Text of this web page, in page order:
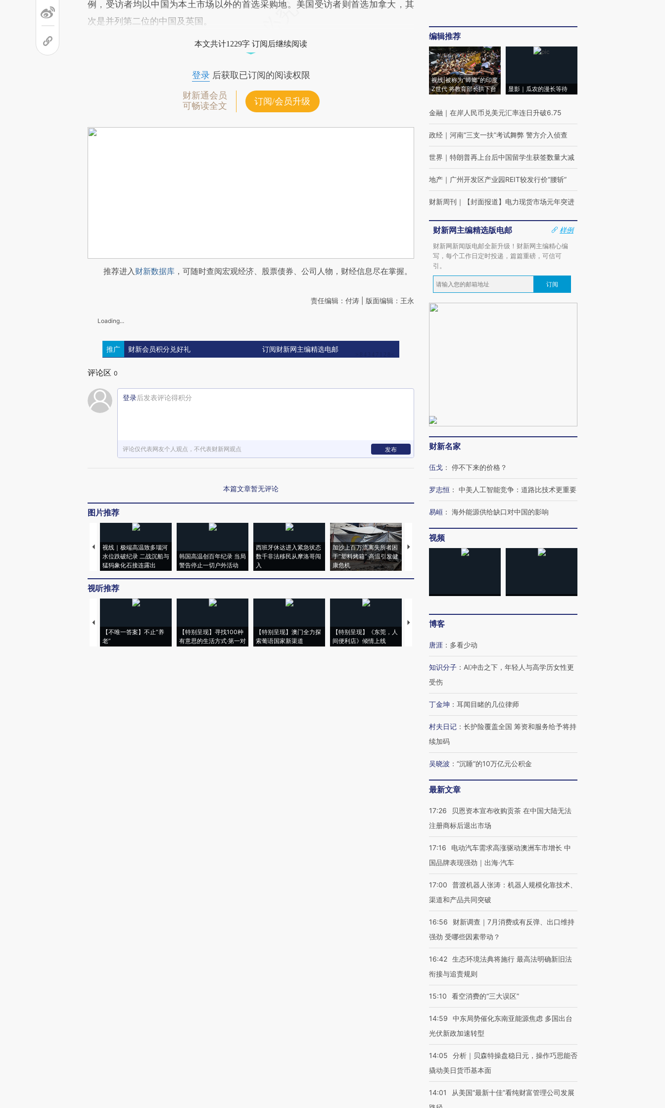
例，受访者均以中国为本土市场以外的首选采购地。美国受访者则首选加拿大，其
次是并列第二位的中国及英国。
本文共计1229字 订阅后继续阅读
登录后获取已订阅的阅读权限
财新通会员
可畅读全文
订阅/会员升级
推荐进入财新数据库 ，可随时查阅宏观经济、股票债券、公司人物，财经信息尽在掌握。
责任编辑：付涛 | 版面编辑：王永
Loading...
推广 财新会员积分兑好礼 订阅财新网主编精选电邮
评论区 0
登录后发表评论得积分
评论仅代表网友个人观点，不代表财新网观点 发布
本篇文章暂无评论
图片推荐
视线｜极端高温致多瑙河
水位跌破纪录 二战沉船与
猛犸象化石接连露出
韩国高温创百年纪录 当局
警告停止一切户外活动
西班牙休达进入紧急状态
数千非法移民从摩洛哥闯
入
加沙上百万流离失所者困
于“塑料烤箱” 高温引发健
康危机
视线｜HYROX的吸金
术：是什么让中产们甘
马航飞行员跨国走私7万
粒摇头丸 尿检体内含3种
视线｜被称为“蟑螂”的印
视听推荐
【不唯一答案】不止“养
老”
【特别呈现】寻找100种
有意思的生活方式·第一对
【特别呈现】澳门全力探
索葡语国家新渠道
【特别呈现】《东莞，人
间便利店》倾情上线
【推广】走进第四届链博
编辑推荐
视线|被称为“蟑螂”的印度
Z世代 将教育部长拱下台
显影｜瓜农的漫长等待
金融 ｜ 在岸人民币兑美元汇率连日升破6.75
政经 ｜ 河南“三支一扶”考试舞弊 警方介入侦查
世界 ｜ 特朗普再上台后中国留学生获签数量大减
地产 ｜ 广州开发区产业园REIT较发行价“腰斩”
财新周刊 ｜ 【封面报道】电力现货市场元年突进
财新网主编精选版电邮
样例
财新网新闻版电邮全新升级！财新网主编精心编
写，每个工作日定时投递，篇篇重磅，可信可
引。
订阅
财新名家
伍戈 ： 停不下来的价格？
罗志恒 ： 中美人工智能竞争：道路比技术更重要
易峘 ： 海外能源供给缺口对中国的影响
视频
博客
唐涯 ： 多看少动
知识分子 ： AI冲击之下，年轻人与高学历女性更
受伤
丁金坤 ： 耳闻目睹的几位律师
村夫日记 ： 长护险覆盖全国 筹资和服务给予将持
续加码
吴晓波 ： “沉睡”的10万亿元公积金
最新文章
17:26
贝恩资本宣布收购贡茶 在中国大陆无法
注册商标后退出市场
17:16
电动汽车需求高涨驱动澳洲车市增长 中
国品牌表现强劲｜出海·汽车
17:00
普渡机器人张涛：机器人规模化靠技术、
渠道和产品共同突破
16:56
财新调查｜7月消费或有反弹、出口维持
强劲 受哪些因素带动？
16:42 生态环境法典将施行 最高法明确新旧法
衔接与追责规则
15:10 看空消费的“三大误区”
14:59
中东局势催化东南亚能源焦虑 多国出台
光伏新政加速转型
14:05
分析｜贝森特操盘稳日元，操作巧思能否
撬动美日货币基本面
14:01
从美国“最新十佳”看纯财富管理公司发展